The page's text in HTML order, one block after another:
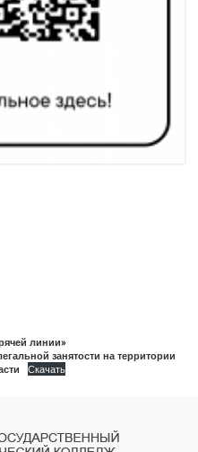
линии»
занятости на территории
Скачать